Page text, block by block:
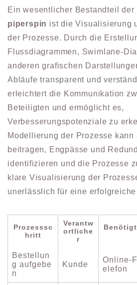
Ein wesentlicher Bestandteil
piperspin ist die Visualisierung
der Prozesse. Durch die
Flussdiagrammen, Swimlane-
anderen grafischen
Abläufe transparent und
erleichtert die Kommunikation
Beteiligten und ermöglicht es,
Verbesserungspotenziale zu
Modellierung der Prozesse kann
beitragen, Engpässe und
identifizieren und die Prozesse
klare Visualisierung der
unerlässlich für eine
Prozesssc
hritt
Verantw
ortliche
r
Bestellun
g aufgebe
n
Kunde
Online-
elefon